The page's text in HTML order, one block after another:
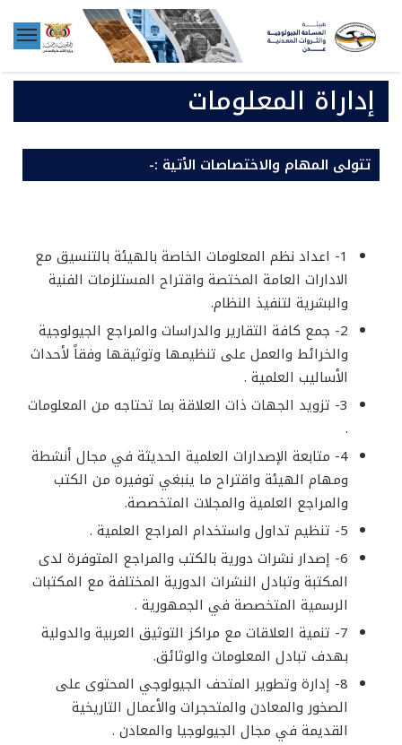
إداراة المعلومات
تتولى المهام والاختصاصات الأتية :-
1- اعداد نظم المعلومات الخاصة بالهيئة بالتنسيق مع
الادارات العامة المختصة واقتراح المستلزمات الفنية
والبشرية لتنفيذ النظام.
2- جمع كافة التقارير والدراسات والمراجع الجيولوجية
والخرائط والعمل على تنظيمها وتوثيقها وفقاً لأحداث
الأساليب العلمية .
3- تزويد الجهات ذات العلاقة بما تحتاجه من المعلومات
.
4- متابعة الإصدارات العلمية الحديثة في مجال أنشطة
ومهام الهيئة واقتراح ما ينبغي توفيره من الكتب
والمراجع العلمية والمجلات المتخصصة.
5- تنظيم تداول واستخدام المراجع العلمية .
6- إصدار نشرات دورية بالكتب والمراجع المتوفرة لدى
المكتبة وتبادل النشرات الدورية المختلفة مع المكتبات
الرسمية المتخصصة في الجمهورية .
7- تنمية العلاقات مع مراكز التوثيق العربية والدولية
بهدف تبادل المعلومات والوثائق.
8- إدارة وتطوير المتحف الجيولوجي المحتوى على
الصخور والمعادن والمتحجرات والأعمال التاريخية
القديمة في مجال الجيولوجيا والمعادن .